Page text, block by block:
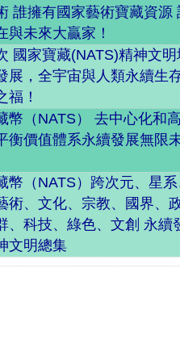
誰擁有國家藝術寶藏資源
與未來大贏家！
國家寶藏(NATS)精神文明
展，全宇宙與人類永續生
福！
幣（NATS） 去中心化和
衡價值體系永續發展無限
幣（NATS）跨次元、星
術、文化、宗教、國界、
、科技、綠色、文創 永續
文明總集